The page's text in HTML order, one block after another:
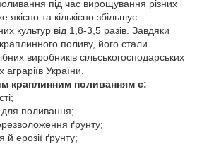
під час вирощування різних
якісно та кількісно збільшує
культур від 1,8-3,5 разів. Завдяки
поливу, його стали
виробників сільськогосподарських
України.
краплинним поливанням є:
для поливання;
ґрунту;
ерозії ґрунту;